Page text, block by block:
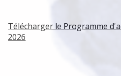
Télécharger le Programme
2026